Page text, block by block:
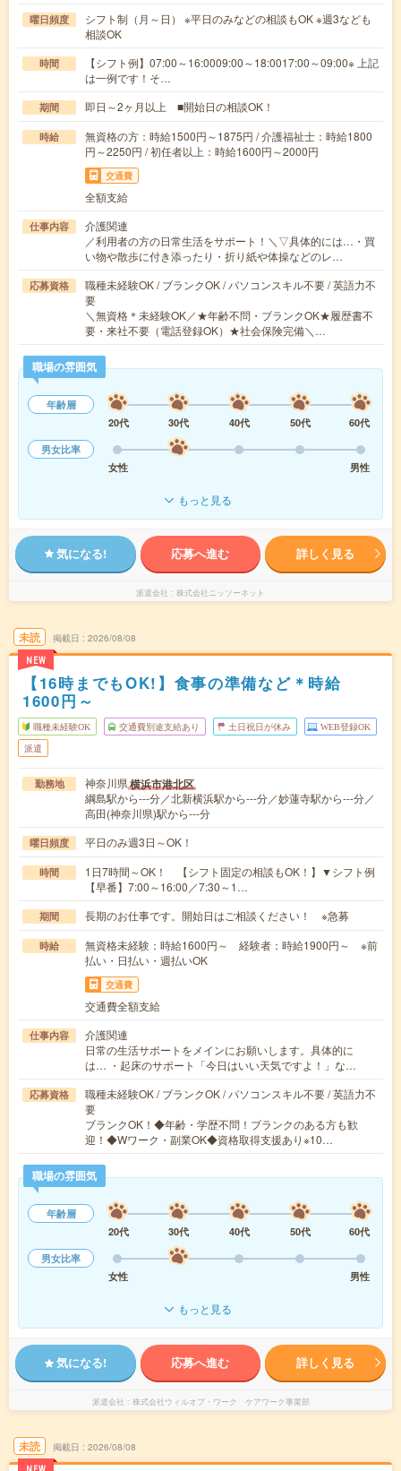
曜日頻度
シフト制（月～日） ※平日のみなどの相談もOK ※週3なども
相談OK
時間
【シフト例】07:00～16:0009:00～18:0017:00～09:00※ 上記
は一例です！そ…
期間 即日～2ヶ月以上 ■開始日の相談OK！
時給
無資格の方：時給1500円～1875円 / 介護福祉士：時給1800
円～2250円 / 初任者以上：時給1600円～2000円
交通費
全額支給
仕事内容
介護関連
／利用者の方の日常生活をサポート！＼▽具体的には…・買
い物や散歩に付き添ったり・折り紙や体操などのレ…
応募資格
職種未経験OK / ブランクOK / パソコンスキル不要 / 英語力不
要
＼無資格＊未経験OK／★年齢不問・ブランクOK★履歴書不
要・来社不要（電話登録OK）★社会保険完備＼…
職場の雰囲気
年齢層
20代
30代 40代 50代
60代
男女比率
女性
男性
もっと見る
気になる! 応募へ進む 詳しく見る
派遣会社 株式会社ニッソーネット
未読
NEW
掲載日 2026/08/08
【16時までもOK!】食事の準備など＊時給
1600円～
職種未経験OK 交通費別途支給あり 土日祝日が休み WEB登録OK
派遣
勤務地 神奈川県横浜市港北区
綱島駅から---分／北新横浜駅から---分／妙蓮寺駅から---分／
高田(神奈川県)駅から---分
曜日頻度 平日のみ週3日～OK！
時間
1日7時間～OK！ 【シフト固定の相談もOK！】▼シフト例
【早番】7:00～16:00／7:30～1…
期間 長期のお仕事です。開始日はご相談ください！ ※急募
時給
無資格未経験：時給1600円～ 経験者：時給1900円～ ※前
払い・日払い・週払いOK
交通費
交通費全額支給
仕事内容
介護関連
日常の生活サポートをメインにお願いします。具体的に
は… ・起床のサポート「今日はいい天気ですよ！」な…
応募資格
職種未経験OK / ブランクOK / パソコンスキル不要 / 英語力不
要
ブランクOK！◆年齢・学歴不問！ブランクのある方も歓
迎！◆Wワーク・副業OK◆資格取得支援あり※10…
職場の雰囲気
年齢層
20代
30代 40代 50代
60代
男女比率
女性
男性
もっと見る
気になる! 応募へ進む 詳しく見る
派遣会社 株式会社ウィルオブ・ワーク ケアワーク事業部
未読 掲載日 2026/08/08